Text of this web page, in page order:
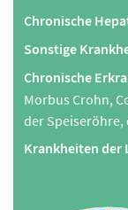
Chronische
Sonstige
Chronische
Morbus Crohn,
der Speiseröhre,
Krankheiten der